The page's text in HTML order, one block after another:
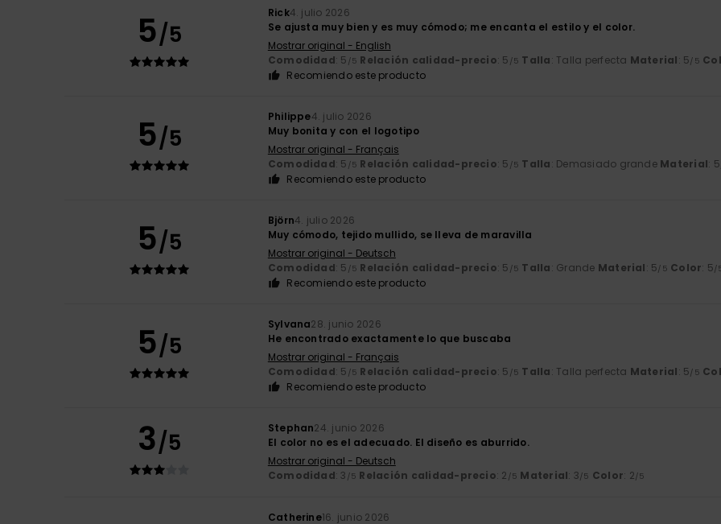
5/5
Rick4. julio 2026
Se ajusta muy bien y es muy cómodo; me encanta el estilo y el color.
Mostrar original - English
Comodidad: 5 /5 Relación calidad-precio: 5 /5 Talla: Talla perfecta Material: 5/5
Recomiendo este producto
5/5
Philippe4. julio 2026
Muy bonita y con el logotipo
Mostrar original - Français
Comodidad: 5 /5 Relación calidad-precio: 5 /5 Talla: Demasiado grande Material: 5
Recomiendo este producto
5/5
Björn4. julio 2026
Muy cómodo, tejido mullido, se lleva de maravilla
Mostrar original - Deutsch
Comodidad: 5 /5 Relación calidad-precio: 5 /5 Talla: Grande Material: 5/5 Color: 5/
Recomiendo este producto
5/5
Sylvana28. junio 2026
He encontrado exactamente lo que buscaba
Mostrar original - Français
Comodidad: 5 /5 Relación calidad-precio: 5 /5 Talla: Talla perfecta Material: 5/5
Recomiendo este producto
3/5 Stephan24. junio 2026
El color no es el adecuado. El diseño es aburrido.
Mostrar original - Deutsch
Comodidad: 3 /5 Relación calidad-precio: 2 /5 Material: 3/5 Color: 2/5
Catherine16. junio 2026